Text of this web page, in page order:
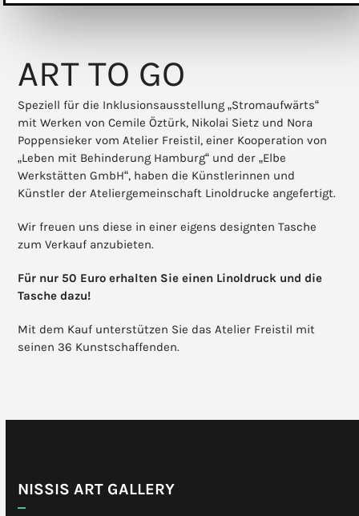
ART TO GO
Speziell für die Inklusionsausstellung „Stromaufwärts“
mit Werken von Cemile Öztürk, Nikolai Sietz und Nora
Poppensieker vom Atelier Freistil, einer Kooperation von
„Leben mit Behinderung Hamburg“ und der „Elbe
Werkstätten GmbH“, haben die Künstlerinnen und
Künstler der Ateliergemeinschaft Linoldrucke angefertigt.
Wir freuen uns diese in einer eigens designten Tasche
zum Verkauf anzubieten.
Für nur 50 Euro erhalten Sie einen Linoldruck und die
Tasche dazu!
Mit dem Kauf unterstützen Sie das Atelier Freistil mit
seinen 36 Kunstschaffenden.
NISSIS ART GALLERY